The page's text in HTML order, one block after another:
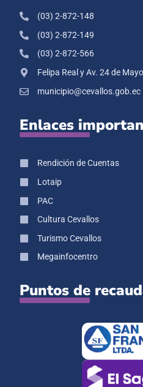
(03) 2-872-148
(03) 2-872-149
(03) 2-872-566
Felipa Real y Av. 24 de Mayo
municipio@cevallos.gob.ec
Enlaces
Rendición de Cuentas
Lotaip
PAC
Cultura Cevallos
Turismo Cevallos
Megainfocentro
Puntos de